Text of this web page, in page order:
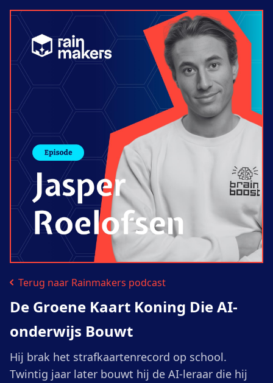
Terug naar Rainmakers podcast
De Groene Kaart Koning Die AI-
onderwijs Bouwt
Hij brak het strafkaartenrecord op school.
Twintig jaar later bouwt hij de AI-leraar die hij